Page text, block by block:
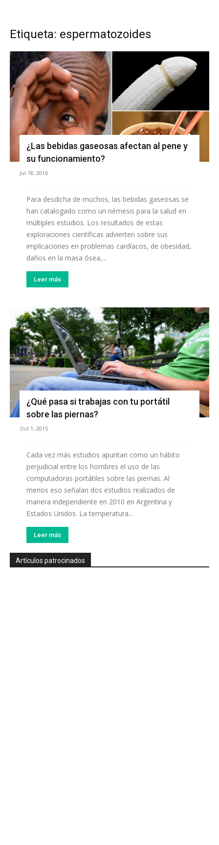
Etiqueta: espermatozoides
¿Las bebidas gaseosas afectan al pene y
su funcionamiento?
Jul 18, 2016
Para desdicha de muchos, las bebidas gaseosas se
han catalogado como un némesis para la salud en
múltiples estudios. Los resultados de estas
exploraciones científicas advierten sobre sus
implicaciones en problemas cardíacos, de obesidad,
daños en la masa ósea,...
Leer más
¿Qué pasa si trabajas con tu portátil
sobre las piernas?
Oct 1, 2015
Cada vez más estudios apuntan como un hábito
perjudicial entre los hombres el uso de las
computadoras portátiles sobre las piernas. Al
menos eso señalan dos estudios realizados de
manera independiente en 2010 en Argentina y
Estados Unidos. La temperatura...
Leer más
Artículos patrocinados